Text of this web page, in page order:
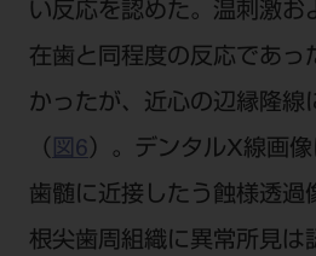
い反応を認めた。温刺激お
在歯と同程度の反応であっ
かったが、近心の辺縁隆線
（ 図6）。デンタルX線画像
歯髄に近接したう蝕様透過
根尖歯周組織に異常所見は